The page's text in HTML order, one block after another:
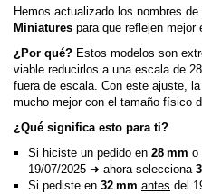
Hemos actualizado los nombres
Miniatures para que reflejen mejor
¿Por qué? Estos modelos son
viable reducirlos a una escala de
fuera de escala. Con este ajuste,
mucho mejor con el tamaño físico
¿Qué significa esto para ti?
Si hiciste un pedido en 28 mm o
19/07/2025 ➜ ahora selecciona
Si pediste en 32 mm antes del